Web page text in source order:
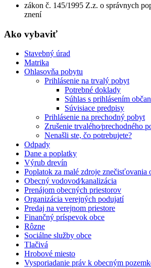
zákon č. 145/1995 Z.z. o správnych
znení
Ako vybaviť
Stavebný úrad
Matrika
Ohlasovňa pobytu
Prihlásenie na trvalý pobyt
Potrebné doklady
Súhlas s prihlásením
Súvisiace predpisy
Prihlásenie na prechodný pobyt
Zrušenie trvalého⁄prechodného
Nenašli ste, čo potrebujete?
Odpady
Dane a poplatky
Výrub drevín
Poplatok za malé zdroje znečisťovania
Obecný vodovod⁄kanalizácia
Prenájom obecných priestorov
Organizácia verejných podujatí
Predaj na verejnom priestore
Finančný príspevok obce
Rôzne
Sociálne služby obce
Tlačivá
Hrobové miesto
Vysporiadanie práv k obecným